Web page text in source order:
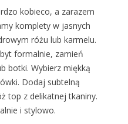
kobieco, a zarazem
komplety w jasnych
różu lub karmelu.
formalnie, zamień
botki. Wybierz miękką
Dodaj subtelną
top z delikatnej tkaniny.
i stylowo.